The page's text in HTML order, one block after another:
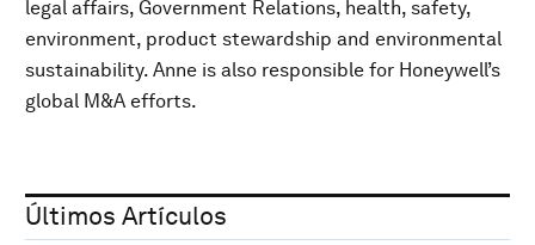
legal affairs, Government Relations, health, safety,
environment, product stewardship and environmental
sustainability. Anne is also responsible for Honeywell’s
global M&A efforts.
Últimos Artículos